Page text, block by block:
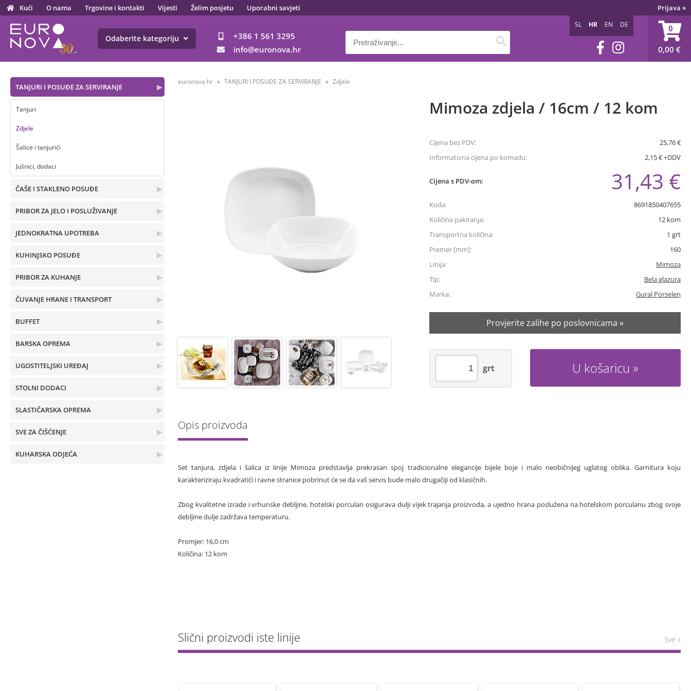
Kući O nama Trgovine i kontakti Vijesti Želim posjetu Uporabni savjeti Prijava »
+386 1 561 3295
info
euronova.hr
0
0,00 €
SL HR EN DE
Odaberite kategoriju
▶
TANJURI I POSUĐE ZA SERVIRANJE
Tanjuri
Zdjele
Šalice i tanjurići
Jušnici, dodaci
▶
ČAŠE I STAKLENO POSUĐE
▶
PRIBOR ZA JELO I POSLUŽIVANJE
▶
JEDNOKRATNA UPOTREBA
▶
KUHINJSKO POSUĐE
▶
PRIBOR ZA KUHANJE
▶
ČUVANJE HRANE I TRANSPORT
▶
BUFFET
▶
BARSKA OPREMA
▶
UGOSTITELJSKI UREĐAJ
▶
STOLNI DODACI
▶
SLASTIČARSKA OPREMA
▶
SVE ZA ČIŠĆENJE
▶
KUHARSKA ODJEĆA
euronova.hr TANJURI I POSUĐE ZA SERVIRANJE Zdjele
Mimoza zdjela / 16cm / 12 kom
Cijena bez PDV:
25,76 €
Informativna cijena po komadu:
2,15 € +DDV
Cijena s PDV-om: 31,43 €
Koda:
8691850407655
Količina pakiranja:
12 kom
Transportna količina:
1 grt
Premer [mm]:
160
Linija:
Mimoza
Tip:
Bela glazura
Marka:
Gural Porselen
Provjerite zalihe po poslovnicama »
U košaricu
grt
Opis proizvoda
Set tanjura, zdjela i šalica iz linije Mimoza predstavlja prekrasan spoj tradicionalne elegancije bijele boje i malo neobičnijeg uglatog oblika. Garnitura koju
karakteriziraju kvadratići i ravne stranice pobrinut će se da vaš servis bude malo drugačiji od klasičnih.
Zbog kvalitetne izrade i vrhunske debljine, hotelski porculan osigurava dulji vijek trajanja proizvoda, a ujedno hrana poslužena na hotelskom porculanu zbog svoje
debljine dulje zadržava temperaturu.
Promjer: 16,0 cm
Količina: 12 kom
Slični proizvodi iste linije Sve »